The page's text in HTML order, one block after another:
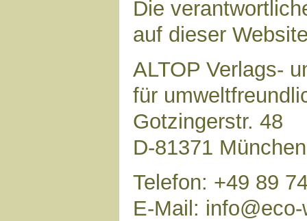
Die
auf dieser
ALTOP Verlags-
für
Gotzingerstr. 48
D-81371 München
Telefon: +49 89
E-Mail: